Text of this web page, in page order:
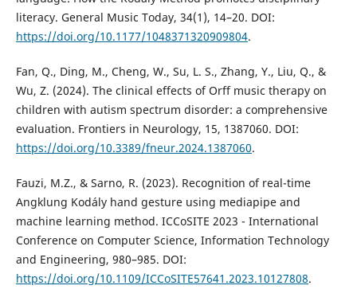
literacy. General Music Today, 34(1), 14–20. DOI:
https://doi.org/10.1177/1048371320909804.
Fan, Q., Ding, M., Cheng, W., Su, L. S., Zhang, Y., Liu, Q., &
Wu, Z. (2024). The clinical effects of Orff music therapy on
children with autism spectrum disorder: a comprehensive
evaluation. Frontiers in Neurology, 15, 1387060. DOI:
https://doi.org/10.3389/fneur.2024.1387060.
Fauzi, M.Z., & Sarno, R. (2023). Recognition of real-time
Angklung Kodály hand gesture using mediapipe and
machine learning method. ICCoSITE 2023 - International
Conference on Computer Science, Information Technology
and Engineering, 980–985. DOI:
https://doi.org/10.1109/ICCoSITE57641.2023.10127808.